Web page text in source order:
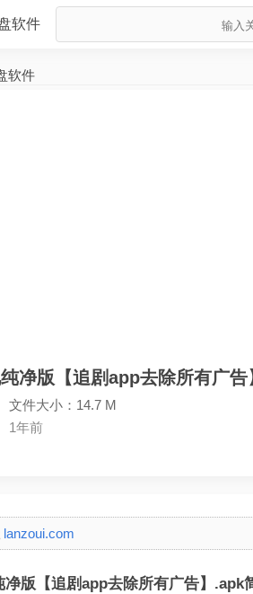
软件
软件
净版【追剧app去除所有广
文件大小：14.7 M
1年前
lanzoui.com
净版【追剧app去除所有广告】.apk